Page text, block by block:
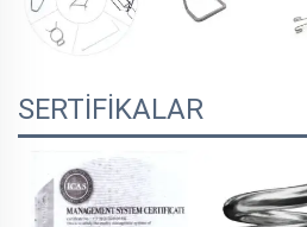
SERTİFİKALAR